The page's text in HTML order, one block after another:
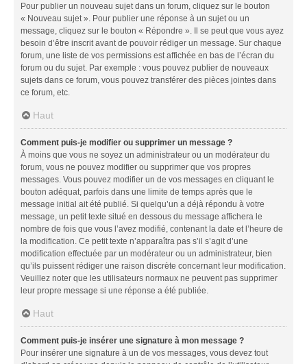
Pour publier un nouveau sujet dans un forum, cliquez sur le bouton
« Nouveau sujet ». Pour publier une réponse à un sujet ou un
message, cliquez sur le bouton « Répondre ». Il se peut que vous ayez
besoin d’être inscrit avant de pouvoir rédiger un message. Sur chaque
forum, une liste de vos permissions est affichée en bas de l’écran du
forum ou du sujet. Par exemple : vous pouvez publier de nouveaux
sujets dans ce forum, vous pouvez transférer des pièces jointes dans
ce forum, etc.
Haut
Comment puis-je modifier ou supprimer un message ?
À moins que vous ne soyez un administrateur ou un modérateur du
forum, vous ne pouvez modifier ou supprimer que vos propres
messages. Vous pouvez modifier un de vos messages en cliquant le
bouton adéquat, parfois dans une limite de temps après que le
message initial ait été publié. Si quelqu’un a déjà répondu à votre
message, un petit texte situé en dessous du message affichera le
nombre de fois que vous l’avez modifié, contenant la date et l’heure de
la modification. Ce petit texte n’apparaîtra pas s’il s’agit d’une
modification effectuée par un modérateur ou un administrateur, bien
qu’ils puissent rédiger une raison discrète concernant leur modification.
Veuillez noter que les utilisateurs normaux ne peuvent pas supprimer
leur propre message si une réponse a été publiée.
Haut
Comment puis-je insérer une signature à mon message ?
Pour insérer une signature à un de vos messages, vous devez tout